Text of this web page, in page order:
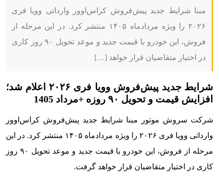
مبنا شرایط جدید پیش‌فروش کراس‌اوور وارداتی وویا فری
۲۰۲۶ را ویژه مردادماه ۱۴۰۵ منتشر کرد. در این مرحله از
فروش، این خودرو با قیمت جدید و موعد تحویل ۹۰ روز کاری
در اختیار متقاضیان قرار خواهد […]
شرایط جدید پیش‌فروش وویا فری ۲۰۲۶ اعلام شد؛
افزایش قیمت و تحویل ۹۰ روزه +مرداد 1405
شرکت سروش موتور مبنا شرایط جدید پیش‌فروش کراس‌اوور
وارداتی وویا فری ۲۰۲۶ را ویژه مردادماه ۱۴۰۵ منتشر کرد. در این
مرحله از فروش، این خودرو با قیمت جدید و موعد تحویل ۹۰ روز
کاری در اختیار متقاضیان قرار خواهد گرفت.